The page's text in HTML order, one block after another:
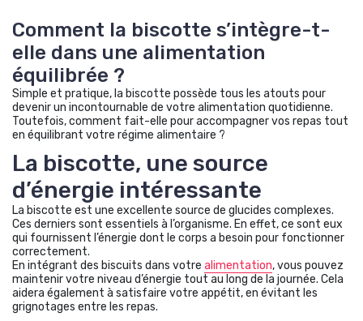
Comment la biscotte s’intègre-t-
elle dans une alimentation
équilibrée ?
Simple et pratique, la biscotte possède tous les atouts pour
devenir un incontournable de votre alimentation quotidienne.
Toutefois, comment fait-elle pour accompagner vos repas tout
en équilibrant votre régime alimentaire ?
La biscotte, une source
d’énergie intéressante
La biscotte est une excellente source de glucides complexes.
Ces derniers sont essentiels à l’organisme. En effet, ce sont eux
qui fournissent l’énergie dont le corps a besoin pour fonctionner
correctement.
En intégrant des biscuits dans votre alimentation, vous pouvez
maintenir votre niveau d’énergie tout au long de la journée. Cela
aidera également à satisfaire votre appétit, en évitant les
grignotages entre les repas.